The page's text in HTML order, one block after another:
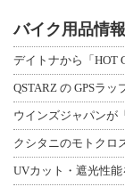
バイク用品情報
デイトナから「HOT
QSTARZ の GPSラ
ウインズジャパンが